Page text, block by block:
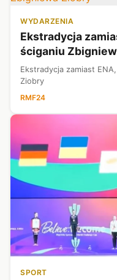
WYDARZENIA
Ekstradycja
ściganiu
Ekstradycja zamiast
Ziobry
RMF24
SPORT